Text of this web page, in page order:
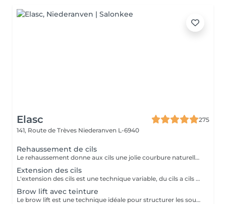
Elasc
275
141, Route de Trèves Niederanven L-6940
Rehaussement de cils
Le rehaussement donne aux cils une jolie courbure naturelle afin d'ouvrir le regard. La kératine apporte aux cils résistance, solidité et vitalité. Misencil est une gamme de produits spécifique pour le contour de l'oeil. Tenue : environ 5 semaines.
Extension des cils
L'extension des cils est une technique variable, du cils a cils pour un effect très discret. Le 2D un effect naturel mais plus dense et le 3D va donner un effect volume. Nous proposons après chaque pose complète au deuxième rendez-vous de faire un remplissage par contre a votre troisième passage de faire une dépose suivi d'une pose complète afin de ne pas abîmer vos cils et d'avoir toujours un résultat parfait. Pour celle encore hésitante ou ayant peur d'être allergique on vous propose de réserver un entretien préalable afin d'en discuter ensemble et de vous mettre quel que cils pour que vous puissiez voir comment vous réagissez.
Brow lift avec teinture
Le brow lift est une technique idéale pour structurer les sourcils ainsi que pour les rendre plus volumineux. Tenue : environ 5 semaines.